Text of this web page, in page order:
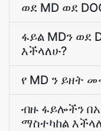
ወደ MD ወደ
ፋይል MDን ወደ
እችላለሁ?
የ MD ን ይዘት
ብዙ ፋይሎችን
ማስተካከል